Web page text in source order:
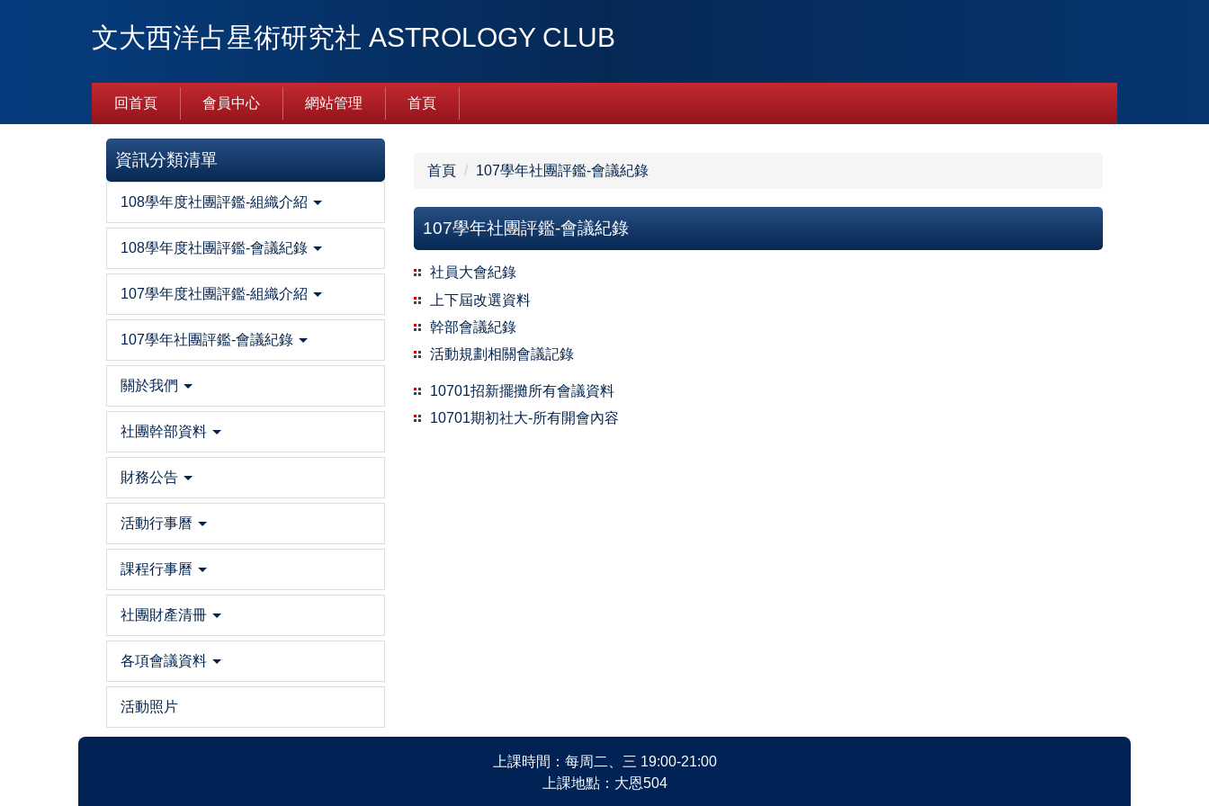
容
文大西洋占星術研究社 ASTROLOGY CLUB
回首頁 會員中心 網站管理 首頁
資訊分類清單
108學年度社團評鑑-組織介紹
108學年度社團評鑑-會議紀錄
107學年度社團評鑑-組織介紹
107學年社團評鑑-會議紀錄
關於我們
社團幹部資料
財務公告
活動行事曆
課程行事曆
社團財產清冊
各項會議資料
活動照片
首頁 107學年社團評鑑-會議紀錄
107學年社團評鑑-會議紀錄
社員大會紀錄
上下屆改選資料
幹部會議紀錄
活動規劃相關會議記錄
10701招新擺攤所有會議資料
10701期初社大-所有開會內容
上課時間：每周二、三 19:00-21:00
上課地點：大恩504